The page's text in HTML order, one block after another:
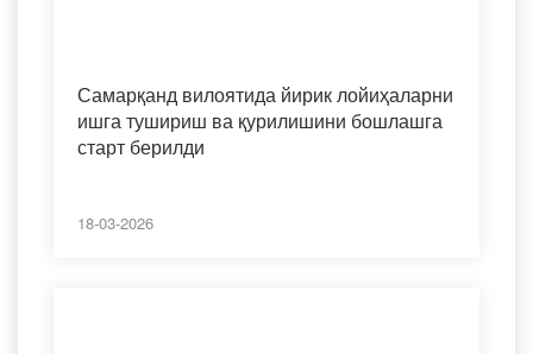
Самарқанд вилоятида йирик лойиҳаларни
ишга тушириш ва қурилишини бошлашга
старт берилди
18-03-2026